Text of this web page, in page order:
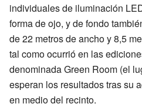
individuales de iluminación
forma de ojo, y de fondo
de 22 metros de ancho y 8,5
tal como ocurrió en las
denominada Green Room (el
esperan los resultados tras su
en medio del recinto.